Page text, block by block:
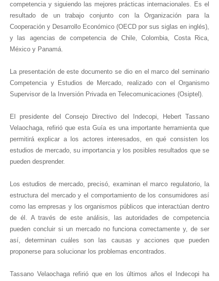
competencia y siguiendo las mejores prácticas internacionales. Es el
resultado de un trabajo conjunto con la Organización para la
Cooperación y Desarrollo Económico (OECD por sus siglas en inglés),
y las agencias de competencia de Chile, Colombia, Costa Rica,
México y Panamá.
La presentación de este documento se dio en el marco del seminario
Competencia y Estudios de Mercado, realizado con el Organismo
Supervisor de la Inversión Privada en Telecomunicaciones (Osiptel).
El presidente del Consejo Directivo del Indecopi, Hebert Tassano
Velaochaga, refirió que esta Guía es una importante herramienta que
permitirá explicar a los actores interesados, en qué consisten los
estudios de mercado, su importancia y los posibles resultados que se
pueden desprender.
Los estudios de mercado, precisó, examinan el marco regulatorio, la
estructura del mercado y el comportamiento de los consumidores así
como las empresas y los organismos públicos que interactúan dentro
de él. A través de este análisis, las autoridades de competencia
pueden concluir si un mercado no funciona correctamente y, de ser
así, determinan cuáles son las causas y acciones que pueden
proponerse para solucionar los problemas encontrados.
Tassano Velaochaga refirió que en los últimos años el Indecopi ha